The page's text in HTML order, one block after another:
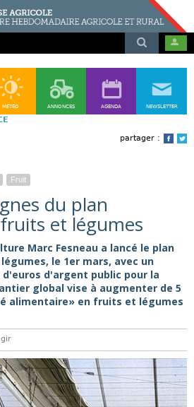
MÉTÉO ANNONCES AGENDA NEWSLETTER
partager :
Fruit
du plan
et légumes
Marc Fesneau a lancé le plan
le 1er mars, avec un
d'argent public pour la
global vise à augmenter de 5
alimentaire» en fruits et légumes